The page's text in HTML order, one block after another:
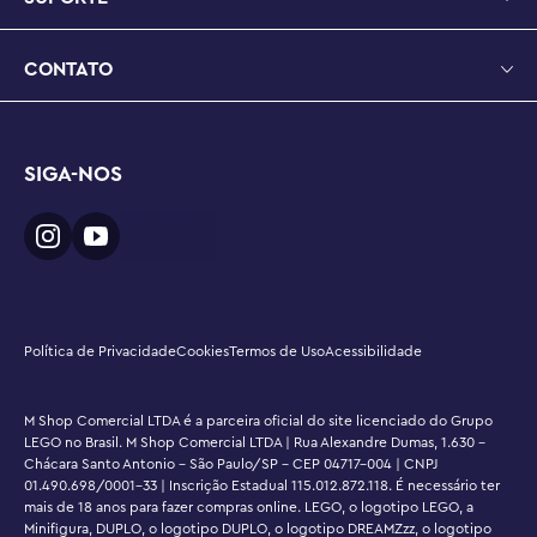
LEGO® City de 101 peças mede mais de 7 cm de altura,
16 cm de comprimento e 7 cm de largura
CONTATO
SIGA-NOS
Política de PrivacidadeCookiesTermos de UsoAcessibilidade
M Shop Comercial LTDA é a parceira oficial do site licenciado do Grupo
LEGO no Brasil. M Shop Comercial LTDA | Rua Alexandre Dumas, 1.630 -
Chácara Santo Antonio - São Paulo/SP - CEP 04717-004 | CNPJ
01.490.698/0001-33 | Inscrição Estadual 115.012.872.118. É necessário ter
mais de 18 anos para fazer compras online. LEGO, o logotipo LEGO, a
Minifigura, DUPLO, o logotipo DUPLO, o logotipo DREAMZzz, o logotipo